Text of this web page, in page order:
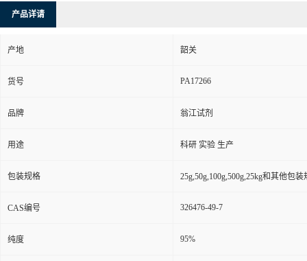
产品详请
产地 韶关
货号 PA17266
品牌 翁江试剂
用途 科研 实验 生产
包装规格 25g,50g,100g,500g,25kg和其他包装
CAS编号 326476-49-7
纯度 95%